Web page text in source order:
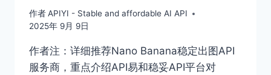
作者APIYI - Stable and affordable AI API
2025年 9月 9日
作者注：详细推荐Nano Banana稳定出图API
服务商，重点介绍API易和稳妥API平台对